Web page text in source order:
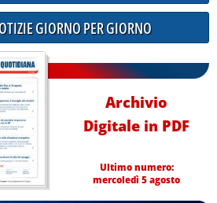
GIORNO PER GIORNO
Archivio
Digitale in PDF
Ultimo numero:
mercoledì 5 agosto